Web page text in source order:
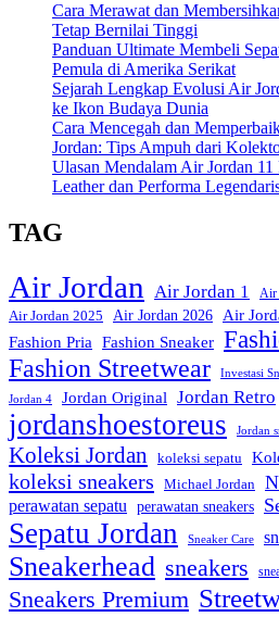
Cara Merawat dan
Tetap Bernilai Tinggi
Panduan Ultimate Membeli
Pemula di Amerika Serikat
Sejarah Lengkap Evolusi Air
ke Ikon Budaya Dunia
Cara Mencegah dan
Jordan: Tips Ampuh dari
Ulasan Mendalam Air Jordan
Leather dan Performa
TAG
Air Jordan Air Jordan 1 Air
Air Jordan 2025 Air Jordan 2026 Air
Fashion Pria Fashion Sneaker
Fashion Streetwear
Investasi
Jordan 4 Jordan Original Jordan Retro
jordanshoestoreus Jordan
Koleksi Jordan koleksi sepatu
koleksi sneakers Michael Jordan
perawatan sepatu perawatan sneakers
Sepatu Jordan Sneaker Care
Sneakerhead sneakers
Sneakers Premium